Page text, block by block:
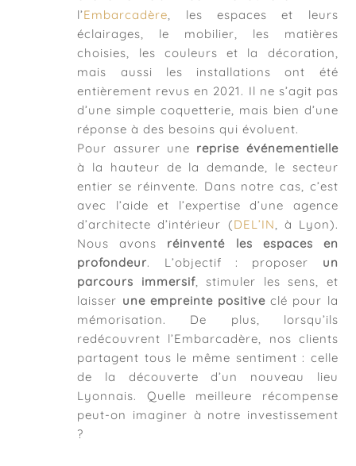
l’Embarcadère, les espaces et leurs
éclairages, le mobilier, les matières
choisies, les couleurs et la décoration,
mais aussi les installations ont été
entièrement revus en 2021. Il ne s’agit pas
d’une simple coquetterie, mais bien d’une
réponse à des besoins qui évoluent.
Pour assurer une reprise événementielle
à la hauteur de la demande, le secteur
entier se réinvente. Dans notre cas, c’est
avec l’aide et l’expertise d’une agence
d’architecte d’intérieur (DEL’IN, à Lyon).
Nous avons réinventé les espaces en
profondeur. L’objectif : proposer un
parcours immersif, stimuler les sens, et
laisser une empreinte positive clé pour la
mémorisation. De plus, lorsqu’ils
redécouvrent l’Embarcadère, nos clients
partagent tous le même sentiment : celle
de la découverte d’un nouveau lieu
Lyonnais. Quelle meilleure récompense
peut-on imaginer à notre investissement
?